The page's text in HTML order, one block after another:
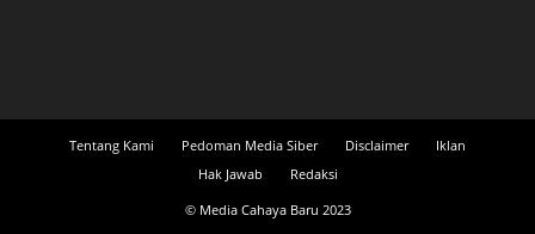
Tentang Kami Pedoman Media Siber Disclaimer
Iklan
Hak Jawab
Redaksi
© Media Cahaya Baru 2023